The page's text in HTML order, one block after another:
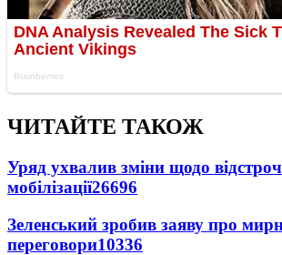
ЧИТАЙТЕ ТАКОЖ
Уряд ухвалив зміни щодо
мобілізації26696
Зеленський зробив заяву про
переговори10336